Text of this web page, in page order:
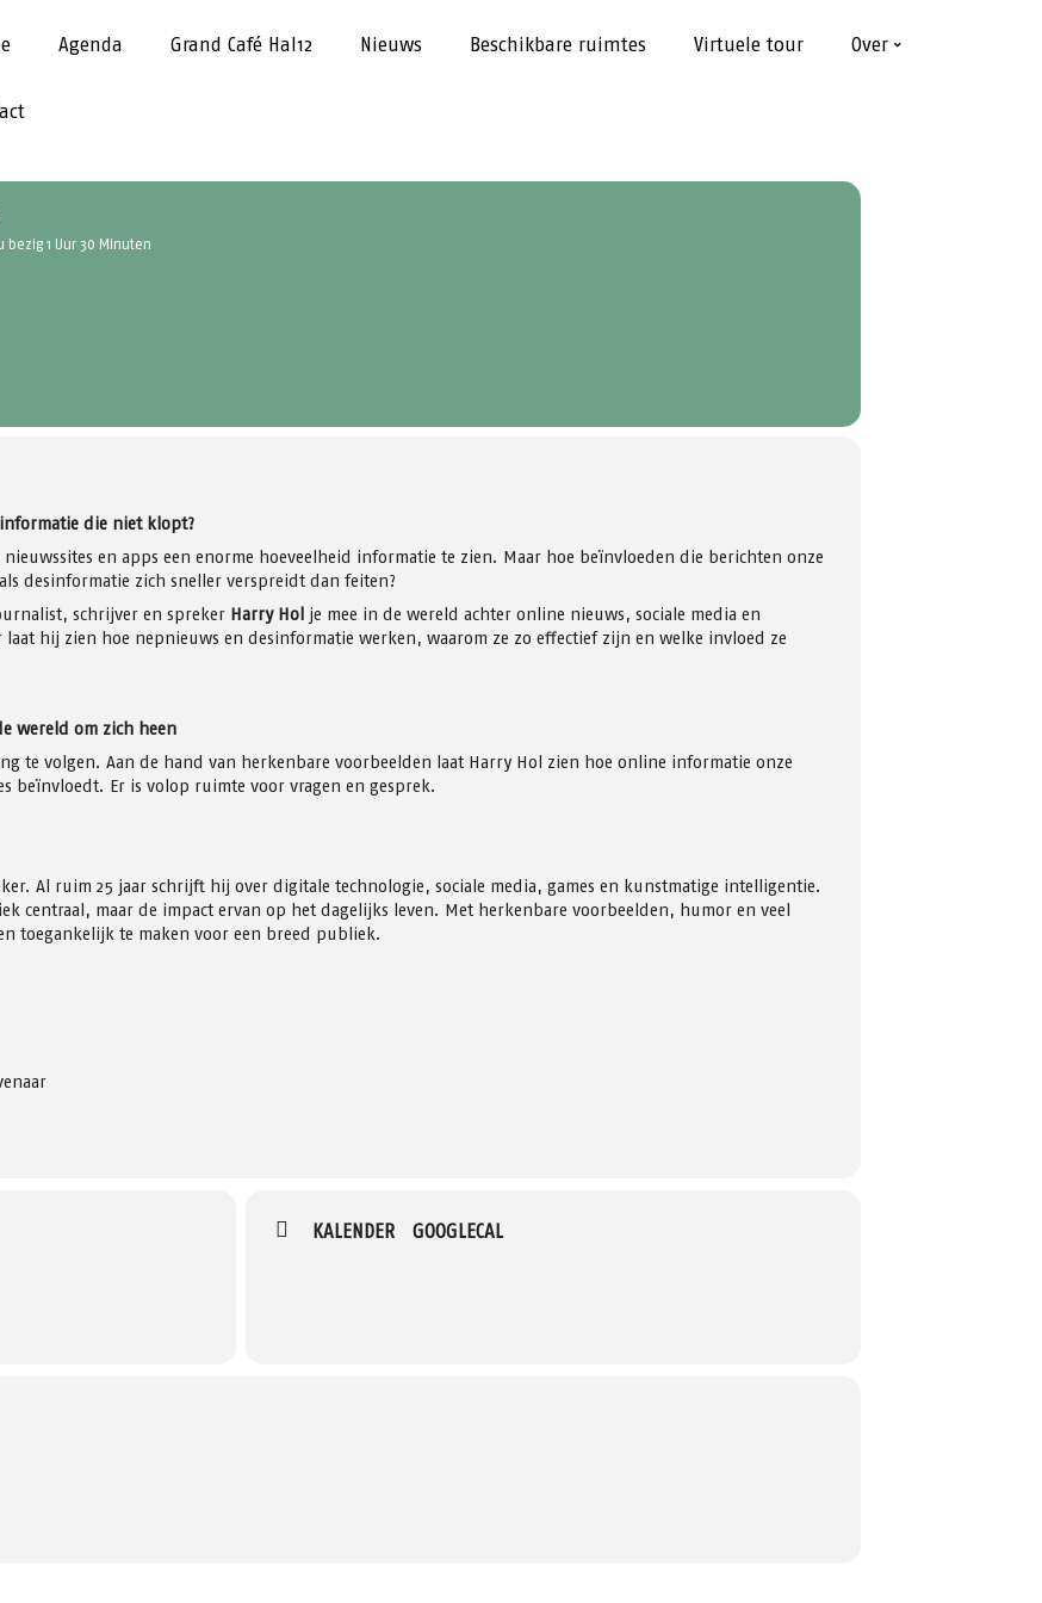
Agenda Grand Café Hal12 Nieuws Beschikbare ruimtes Virtuele tour Over
bezig 1 Uur 30 Minuten
die niet klopt?
en apps een enorme hoeveelheid informatie te zien. Maar hoe beïnvloeden die berichten onze
desinformatie zich sneller verspreidt dan feiten?
schrijver en spreker Harry Hol je mee in de wereld achter online nieuws, sociale media en
hij zien hoe nepnieuws en desinformatie werken, waarom ze zo effectief zijn en welke invloed ze
wereld om zich heen
te volgen. Aan de hand van herkenbare voorbeelden laat Harry Hol zien hoe online informatie onze
beïnvloedt. Er is volop ruimte voor vragen en gesprek.
Al ruim 25 jaar schrijft hij over digitale technologie, sociale media, games en kunstmatige intelligentie.
centraal, maar de impact ervan op het dagelijks leven. Met herkenbare voorbeelden, humor en veel
toegankelijk te maken voor een breed publiek.
KALENDER GOOGLECAL